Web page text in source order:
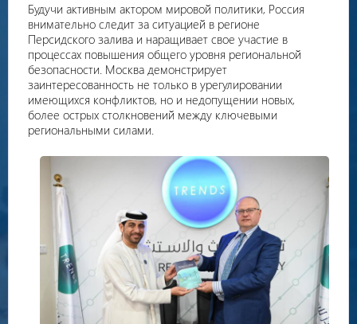
Будучи активным актором мировой политики, Россия
внимательно следит за ситуацией в регионе
Персидского залива и наращивает свое участие в
процессах повышения общего уровня региональной
безопасности. Москва демонстрирует
заинтересованность не только в урегулировании
имеющихся конфликтов, но и недопущении новых,
более острых столкновений между ключевыми
региональными силами.